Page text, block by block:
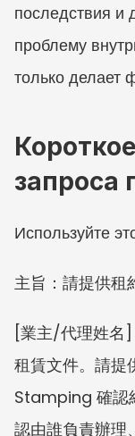
последствия и
проблему
только делает
запроса
Используйте
主旨：請提供租
[業主/代理姓名
租賃文件。請提
Stamping 確認
認由誰負責辦理